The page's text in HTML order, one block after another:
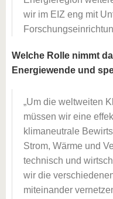
wir im EIZ eng mit
Welche Rolle nimmt
Energiewende und
Um die weltweiten
müssen wir eine
klimaneutrale
Strom, Wärme und
technisch und
wir die
miteinander